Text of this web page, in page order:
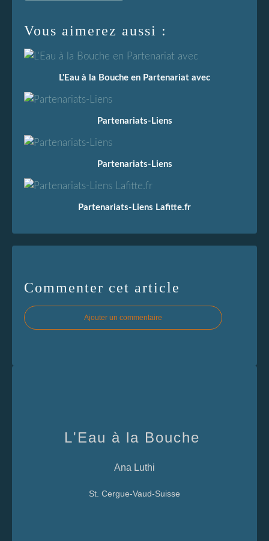
Vous aimerez aussi :
L'Eau à la Bouche en Partenariat avec
Partenariats-Liens
Partenariats-Liens
Partenariats-Liens Lafitte.fr
Commenter cet article
Ajouter un commentaire
L'Eau à la Bouche
Ana Luthi
St. Cergue-Vaud-Suisse